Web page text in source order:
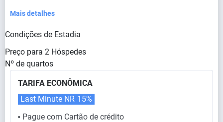
Mais detalhes
Condições de Estadia
Preço para 2 Hóspedes
Nº de quartos
TARIFA ECONÔMICA
⬤ Pague com Cartão de crédito
Last Minute NR 15%